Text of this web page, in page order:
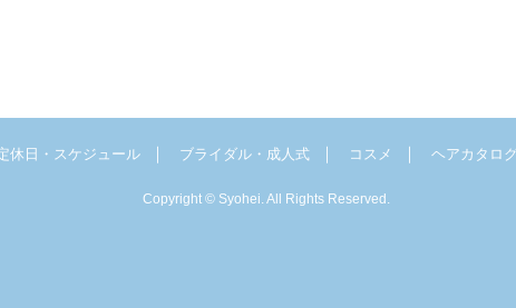
休日・スケジュール ｜ ブライダル・成人式 ｜ コスメ ｜ ヘアカタロ
Copyright © Syohei. All Rights Reserved.